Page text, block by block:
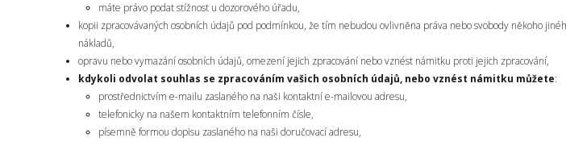
máte právo podat stížnost u dozorového úřadu,
kopii zpracovávaných osobních údajů pod podmínkou, že tím nebudou ovlivněna práva nebo svobody někoho
nákladů,
opravu nebo vymazání osobních údajů, omezení jejich zpracování nebo vznést námitku proti jejich zpracování,
kdykoli odvolat souhlas se zpracováním vašich osobních údajů, nebo vznést námitku můžete:
prostřednictvím e-mailu zaslaného na naši kontaktní e-mailovou adresu,
telefonicky na našem kontaktním telefonním čísle,
písemně formou dopisu zaslaného na naši doručovací adresu,